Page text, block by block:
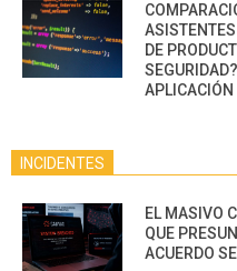
DE
APLICACIÓN
INCIDENTES
EL MASIVO
QUE
ACUERDO